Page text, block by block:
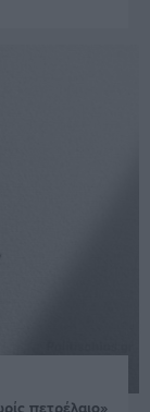
πετρέλαιο»